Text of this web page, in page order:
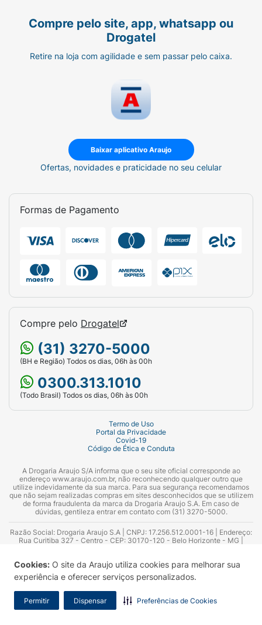
Cookies: O site da Araujo utiliza cookies para melhorar sua
experiência e oferecer serviços personalizados.
Permitir Dispensar Preferências de Cookies
Compre pelo site, app, whatsapp ou
Drogatel
Retire na loja com agilidade e sem passar pelo caixa.
Baixar aplicativo Araujo
Ofertas, novidades e praticidade no seu celular
Formas de Pagamento
Compre pelo Drogatel
(31) 3270-5000
(BH e Região) Todos os dias, 06h às 00h
0300.313.1010
(Todo Brasil) Todos os dias, 06h às 00h
Termo de Uso
Portal da Privacidade
Covid-19
Código de Ética e Conduta
A Drogaria Araujo S/A informa que o seu site oficial corresponde ao
endereço www.araujo.com.br, não reconhecendo qualquer outro que
utilize indevidamente da sua marca. Para sua segurança recomendamos
que não sejam realizadas compras em sites desconhecidos que se utilizem
de forma fraudulenta da marca da Drogaria Araujo S.A. Em caso de
dúvidas, gentileza entrar em contato com (31) 3270-5000.
Razão Social: Drogaria Araujo S.A | CNPJ: 17.256.512.0001-16 | Endereço:
Rua Curitiba 327 - Centro - CEP: 30170-120 - Belo Horizonte - MG |
Azevedo Guimarães – CRF 10.965 | Yasmin Silva Alvarenga – CRF 52.584 -
Consultor substituto: Thiago Aguiar Pinheiro - CRF Nº 13.748. Alvará
Sanitário: 2025020713 | Autorização de Funcionamento da Empresa (AFE):
7.16355-1